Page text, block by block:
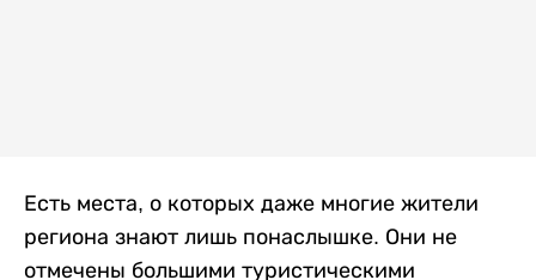
Есть места, о которых даже многие жители
региона знают лишь понаслышке. Они не
отмечены большими туристическими